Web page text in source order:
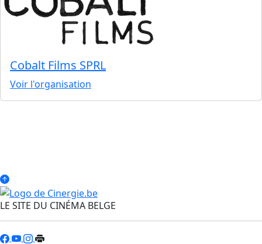
Cobalt Films SPRL
Voir l'organisation
LE SITE DU CINÉMA BELGE